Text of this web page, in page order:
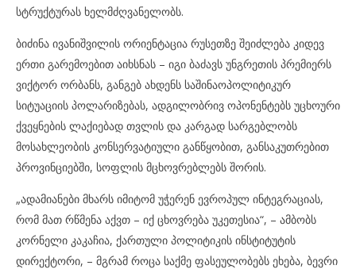
სტრუქტურას ხელმძღვანელობს.
ბიძინა ივანიშვილის ორიენტაცია რუსეთზე შეიძლება კიდევ
ერთი გარემოებით აიხსნას – იგი ბაძავს უნგრეთის პრემიერს
ვიქტორ ორბანს, განგებ ახდენს საშინაოპოლიტიკურ
სიტუაციის პოლარიზებას, ადგილობრივ ოპონენტებს უცხოური
ქვეყნების ლაქიებად თვლის და კარგად სარგებლობს
მოსახლეობის კონსერვატიული განწყობით, განსაკუთრებით
პროვინციებში, სოფლის მცხოვრებლებს შორის.
„ადამიანები მხარს იმიტომ უჭერენ ევროპულ ინტეგრაციას,
რომ მათ რწმენა აქვთ – იქ ცხოვრება უკეთესია“, – ამბობს
კორნელი კაკაჩია, ქართული პოლიტიკის ინსტიტუტის
დირექტორი, – მგრამ როცა საქმე ფასეულობებს ეხება, ბევრი